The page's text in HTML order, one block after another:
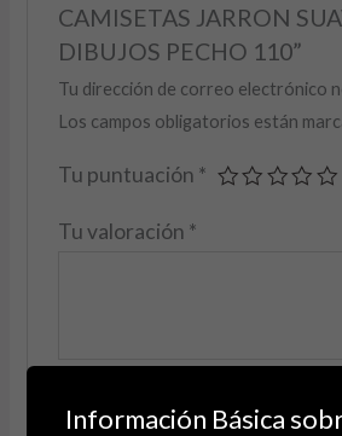
CAMISETAS JARRON
DIBUJOS PECHO 110”
Tu dirección de correo electrónico
Los campos obligatorios están
Tu puntuación *
Tu valoración *
Información Básica